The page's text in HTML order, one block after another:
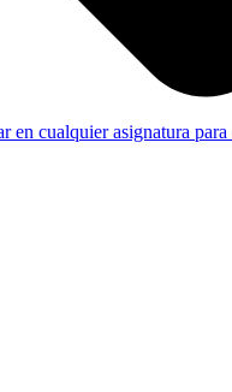
en cualquier asignatura